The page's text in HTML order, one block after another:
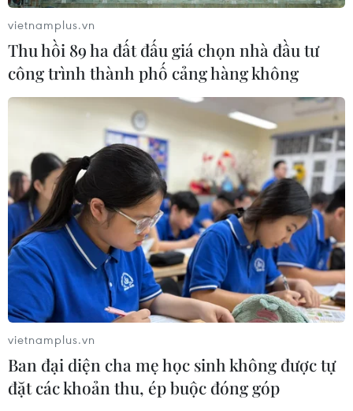
ngày Tết luôn tươi tắn và tự tin
18/02/2026 01:04
Làm đẹp tóc cấp tốc với dầu ôliu để
đón Tết Bính Ngọ
Bí quyết tận hưởng trọn vẹn mùa
sum vầy mà không lo tăng cân
14/02/2026 09:53
Chọn màu son, trang phục đón Tết
cho hợp phong thủy năm Bính Ngọ
2026
14/02/2026 01:39
vietnamplus.vn
Thu hồi 89 ha đất đấu giá chọn nhà đầu tư
công trình thành phố cảng hàng không
vietnamplus.vn
Ban đại diện cha mẹ học sinh không được tự
đặt các khoản thu, ép buộc đóng góp